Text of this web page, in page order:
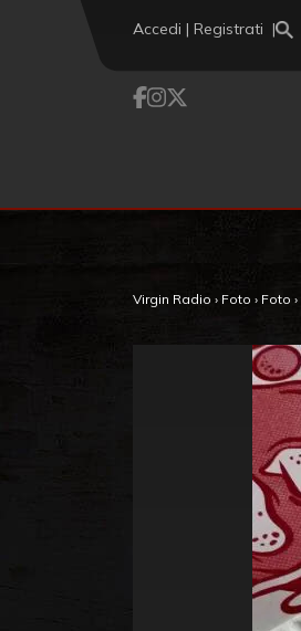
Accedi | Registrati
Virgin Radio › Foto › Foto ›